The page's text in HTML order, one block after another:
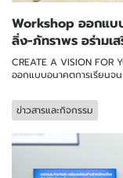
Workshop ออกแบ
ลิ่ง-ภัทราพร อร่ามเ
CREATE A VISION FOR
ออกแบบอนาคตการเรียนจ
ข่าวสารและกิจกรรม